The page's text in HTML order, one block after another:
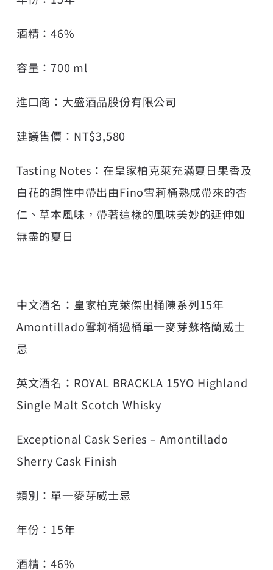
酒精：46%
容量：700 ml
進口商：大盛酒品股份有限公司
建議售價：NT$3,580
Tasting Notes：在皇家柏克萊充滿夏日果香及
白花的調性中帶出由Fino雪莉桶熟成帶來的杏
仁、草本風味，帶著這樣的風味美妙的延伸如
無盡的夏日
中文酒名：皇家柏克萊傑出桶陳系列15年
Amontillado雪莉桶過桶單一麥芽蘇格蘭威士
忌
英文酒名：ROYAL BRACKLA 15YO Highland
Single Malt Scotch Whisky
Exceptional Cask Series – Amontillado
Sherry Cask Finish
類別：單一麥芽威士忌
年份：15年
酒精：46%